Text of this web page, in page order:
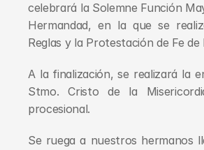
celebrará la Solemne Función
Hermandad, en la que se
Reglas y la Protestación de Fe de
A la finalización, se realizará la
Stmo. Cristo de la
procesional.
Se ruega a nuestros hermanos